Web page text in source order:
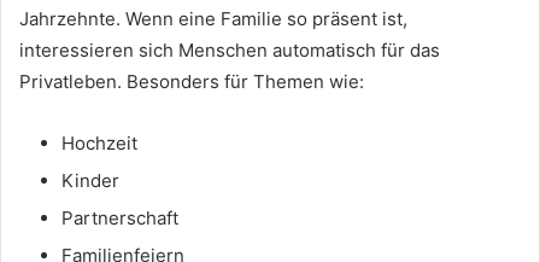
Jahrzehnte. Wenn eine Familie so präsent ist,
interessieren sich Menschen automatisch für das
Privatleben. Besonders für Themen wie:
Hochzeit
Kinder
Partnerschaft
Familienfeiern